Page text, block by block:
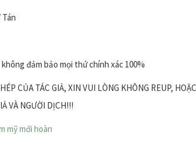
đảm bảo mọi thứ chính xác 100%
CỦA TÁC GIẢ, XIN VUI LÒNG KHÔNG REUP,
VÀ NGƯỜI DỊCH!!!
mỹ mới hoàn